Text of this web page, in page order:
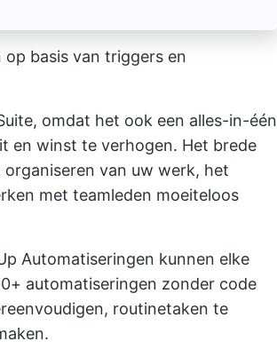
basis van triggers en
omdat het ook een alles-in-één
en winst te verhogen. Het brede
van uw werk, het
met teamleden moeiteloos
Automatiseringen kunnen elke
automatiseringen zonder code
routinetaken te